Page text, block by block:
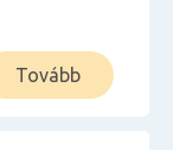
Tovább